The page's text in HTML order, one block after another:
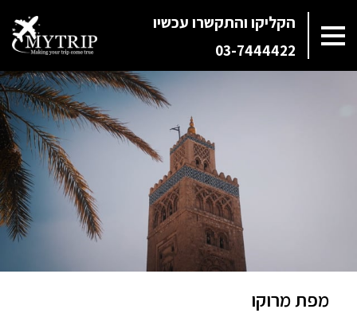
הקליקו והתקשרו עכשיו
03-7444422
מפת מרוקו